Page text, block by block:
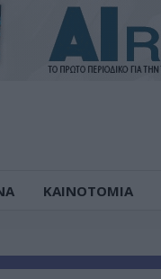
ΚΑΙΝΟΤΟΜΙΑ